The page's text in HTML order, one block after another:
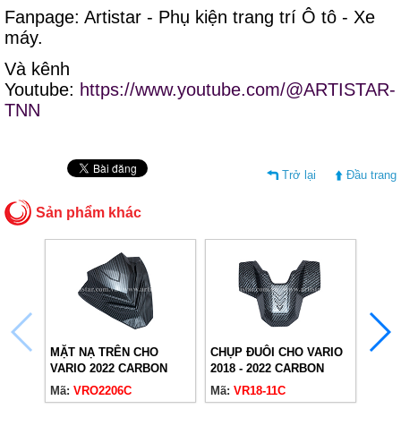
Fanpage: Artistar - Phụ kiện trang trí Ô tô - Xe
máy.
Và kênh
Youtube: https://www.youtube.com/@ARTISTAR-
TNN
Trở lại Đầu trang
Sản phẩm khác
MẶT NẠ TRÊN CHO
VARIO 2022 CARBON
Mã: VRO2206C
CHỤP ĐUÔI CHO VARIO
2018 - 2022 CARBON
Mã: VR18-11C